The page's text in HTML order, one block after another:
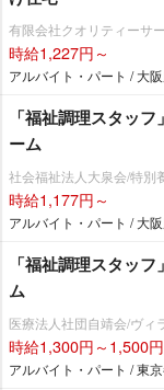
有限会社クオリティーサ
時給1,227円～
アルバイト・パート / 大
「福祉調理スタッ
ーム
社会福祉法人大泉会/特別
時給1,177円～
アルバイト・パート / 大
「福祉調理スタッ
ム
医療法人社団自靖会/ヴィ
時給1,300円～1,500円
アルバイト・パート / 東